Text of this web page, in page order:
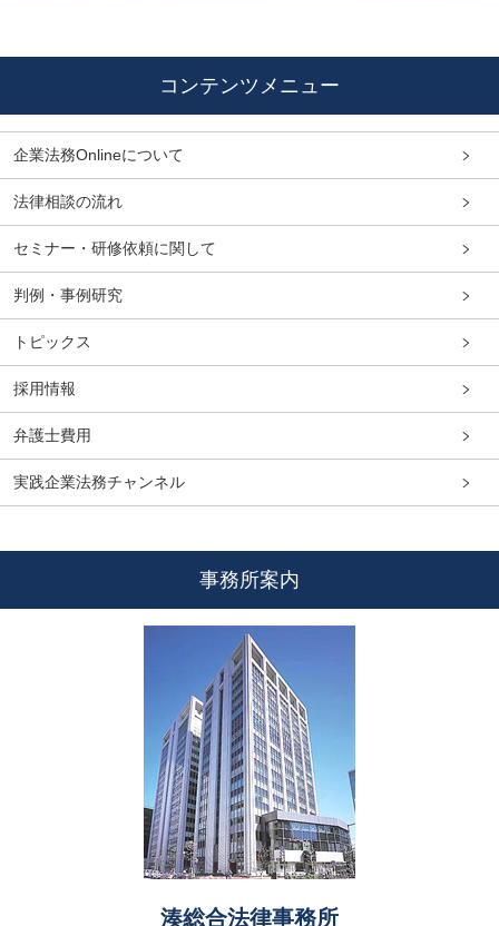
コンテンツメニュー
企業法務Onlineについて
法律相談の流れ
セミナー・研修依頼に関して
判例・事例研究
トピックス
採用情報
弁護士費用
実践企業法務チャンネル
事務所案内
湊総合法律事務所